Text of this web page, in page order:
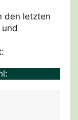
den letzten